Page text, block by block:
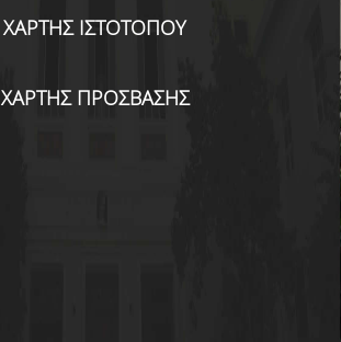
ΧΑΡΤΗΣ ΙΣΤΟΤΟΠΟΥ
ΧΑΡΤΗΣ ΠΡΟΣΒΑΣΗΣ